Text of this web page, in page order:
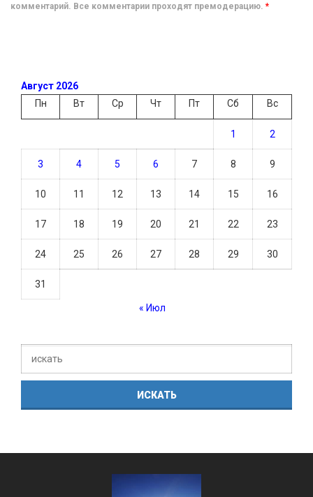
комментарий. Все комментарии проходят премодерацию. *
Август 2026
Пн
Вт Ср Чт Пт Сб Вс
1 2
3 4 5 6 7 8 9
10 11 12 13 14 15 16
17 18 19 20 21 22 23
24 25 26 27 28 29 30
31
« Июл